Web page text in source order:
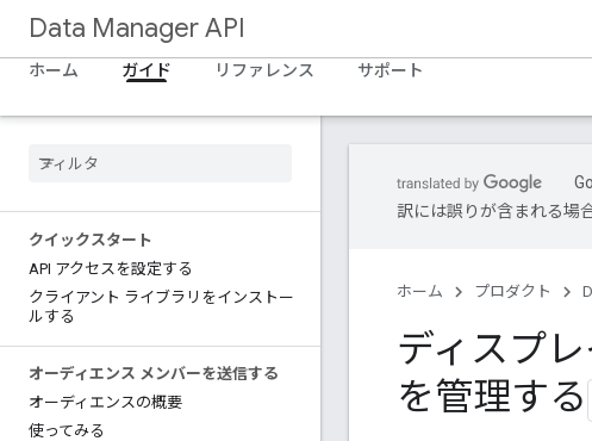
Data Manager API
ホーム ガイド リファレンス サポート
クイックスタート
API アクセスを設定する
クライアント ライブラリをインストー
ルする
オーディエンス メンバーを送信する
オーディエンスの概要
使ってみる
訳には誤りが含まれる場
ホーム プロダクト
ディスプ
を管理する